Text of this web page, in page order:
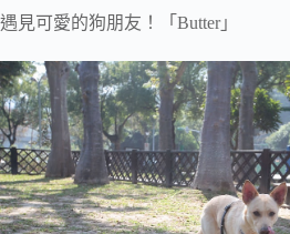
遇見可愛的狗朋友！「Butter」